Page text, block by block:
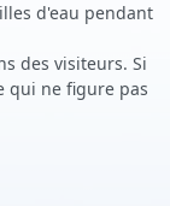
d'eau pendant
des visiteurs. Si
qui ne figure pas